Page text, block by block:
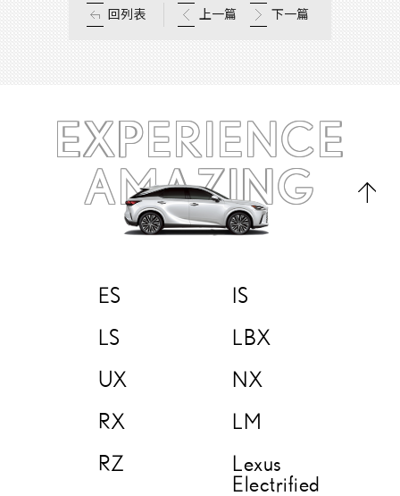
回列表 上一篇 下一篇
EXPERIENCE
AMAZING
ES
IS
LS
LBX
UX
NX
RX
LM
RZ
Lexus
Electrified